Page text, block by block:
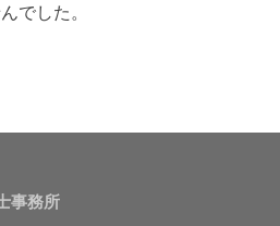
でした。
事務所